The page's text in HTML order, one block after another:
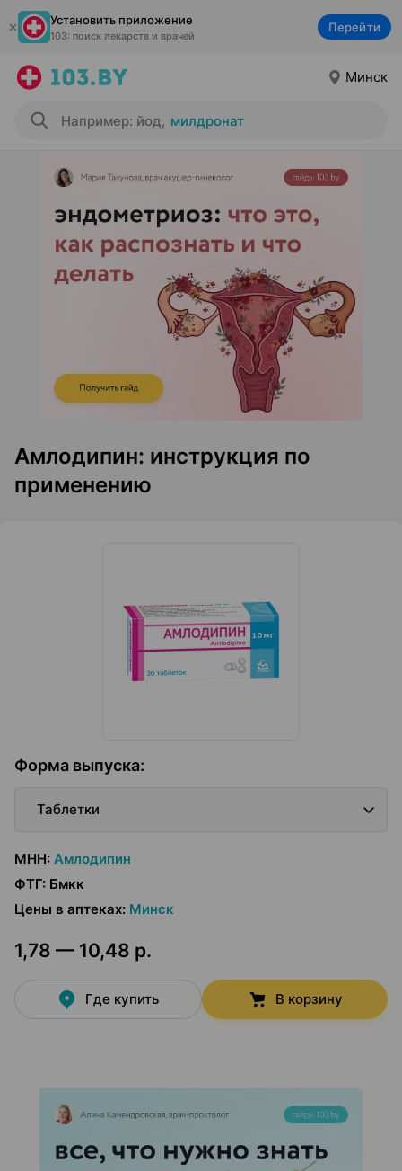
Установить приложение
103: поиск лекарств и врачей
Перейти
Минск
Например: йод, милдронат
Амлодипин: инструкция по
применению
Форма выпуска:
Таблетки
МНН: Амлодипин
ФТГ: Бмкк
Цены в аптеках: Минск
1,78 — 10,48 р.
Где купить В корзину